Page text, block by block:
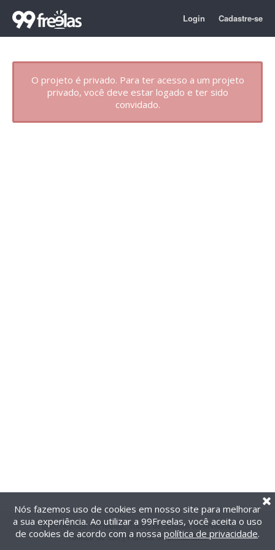
Login Cadastre-se
O projeto é privado. Para ter acesso a um projeto
privado, você deve estar logado e ter sido
convidado.
@2014-2026 99Freelas. Todos os direitos reservados.
Termos de uso| Política de privacidade
Nós fazemos uso de cookies em nosso site para melhorar
a sua experiência. Ao utilizar a 99Freelas, você aceita o uso
de cookies de acordo com a nossa política de privacidade.